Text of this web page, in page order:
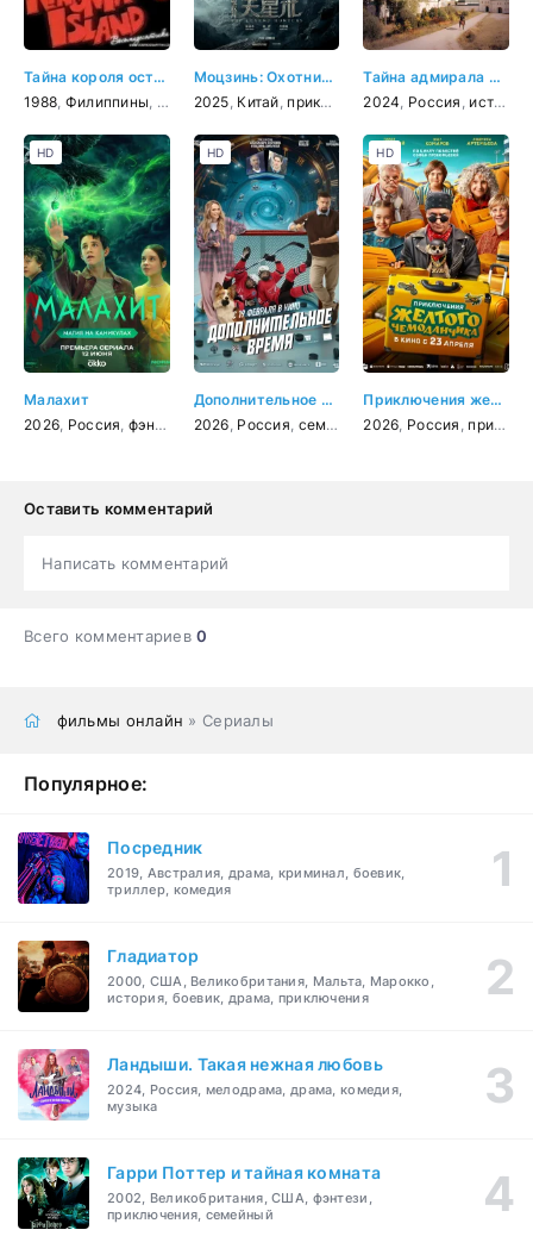
Тайна короля острова Маис
1988 Филиппины боевик
Моцзинь: Охотники за легендами
2025 Китай приключения ,фэнтези
Тайна адмирала Ушакова
2024 Россия история
Малахит
2026 Россия фэнтези приключения ,семейный
HD
Дополнительное время
2026 Россия семейный ,приключения ,спорт
HD
Приключения желтого чемоданчика
2026 Россия приключения
HD
Оставить комментарий
Написать комментарий
Всего комментариев0
фильмы онлайн » Сериалы
Популярное:
Посредник
2019, Австралия, драма, криминал, боевик,
триллер, комедия
Гладиатор
2000, США, Великобритания, Мальта, Марокко,
история, боевик, драма, приключения
Ландыши. Такая нежная любовь
2024, Россия, мелодрама, драма, комедия,
музыка
Гарри Поттер и тайная комната
2002, Великобритания, США, фэнтези,
приключения, семейный